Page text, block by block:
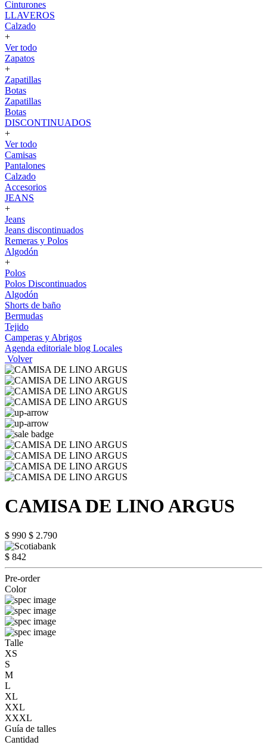
Cinturones
LLAVEROS
Calzado
+
Ver todo
Zapatos
+
Zapatillas
Botas
Zapatillas
Botas
DISCONTINUADOS
+
Ver todo
Camisas
Pantalones
Calzado
Accesorios
JEANS
+
Jeans
Jeans discontinuados
Remeras y Polos
Algodón
+
Polos
Polos Discontinuados
Algodón
Shorts de baño
Bermudas
Tejido
Camperas y Abrigos
Agenda editoriale blog Locales
Volver
CAMISA DE LINO ARGUS
$ 990 $ 2.790
$ 842
Pre-order
Color
Talle
XS
S
M
L
XL
XXL
XXXL
Guía de talles
Cantidad